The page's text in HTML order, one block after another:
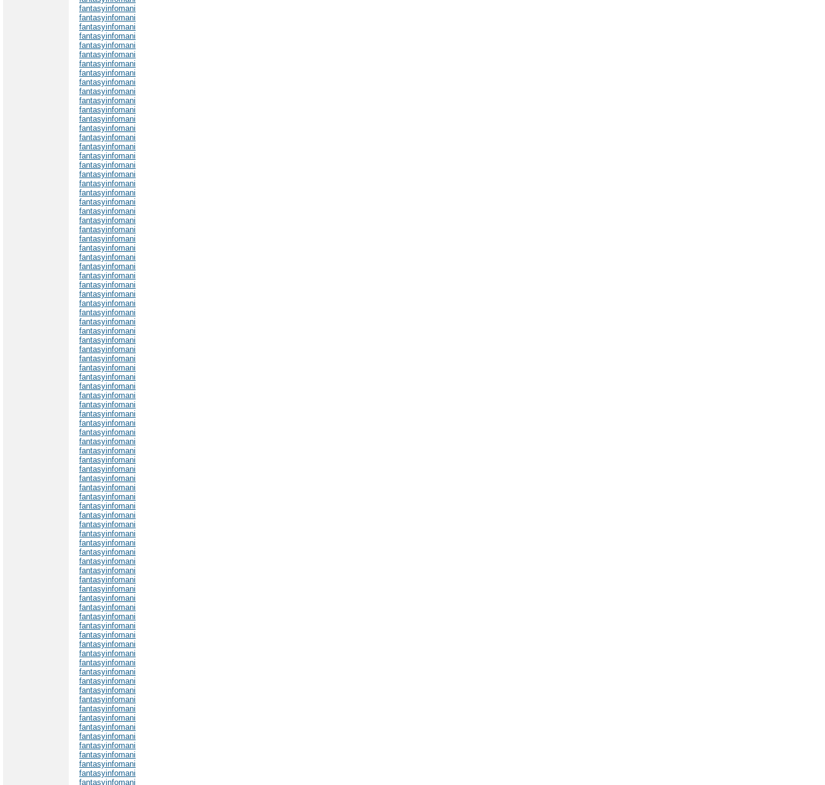
fantasyinfomani
fantasyinfomani
fantasyinfomani
fantasyinfomani
fantasyinfomani
fantasyinfomani
fantasyinfomani
fantasyinfomani
fantasyinfomani
fantasyinfomani
fantasyinfomani
fantasyinfomani
fantasyinfomani
fantasyinfomani
fantasyinfomani
fantasyinfomani
fantasyinfomani
fantasyinfomani
fantasyinfomani
fantasyinfomani
fantasyinfomani
fantasyinfomani
fantasyinfomani
fantasyinfomani
fantasyinfomani
fantasyinfomani
fantasyinfomani
fantasyinfomani
fantasyinfomani
fantasyinfomani
fantasyinfomani
fantasyinfomani
fantasyinfomani
fantasyinfomani
fantasyinfomani
fantasyinfomani
fantasyinfomani
fantasyinfomani
fantasyinfomani
fantasyinfomani
fantasyinfomani
fantasyinfomani
fantasyinfomani
fantasyinfomani
fantasyinfomani
fantasyinfomani
fantasyinfomani
fantasyinfomani
fantasyinfomani
fantasyinfomani
fantasyinfomani
fantasyinfomani
fantasyinfomani
fantasyinfomani
fantasyinfomani
fantasyinfomani
fantasyinfomani
fantasyinfomani
fantasyinfomani
fantasyinfomani
fantasyinfomani
fantasyinfomani
fantasyinfomani
fantasyinfomani
fantasyinfomani
fantasyinfomani
fantasyinfomani
fantasyinfomani
fantasyinfomani
fantasyinfomani
fantasyinfomani
fantasyinfomani
fantasyinfomani
fantasyinfomani
fantasyinfomani
fantasyinfomani
fantasyinfomani
fantasyinfomani
fantasyinfomani
fantasyinfomani
fantasyinfomani
fantasyinfomani
fantasyinfomani
fantasyinfomani
fantasyinfomani